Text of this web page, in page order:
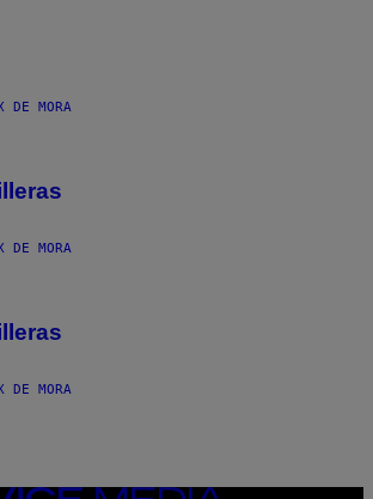
DE MORA
DE MORA
DE MORA